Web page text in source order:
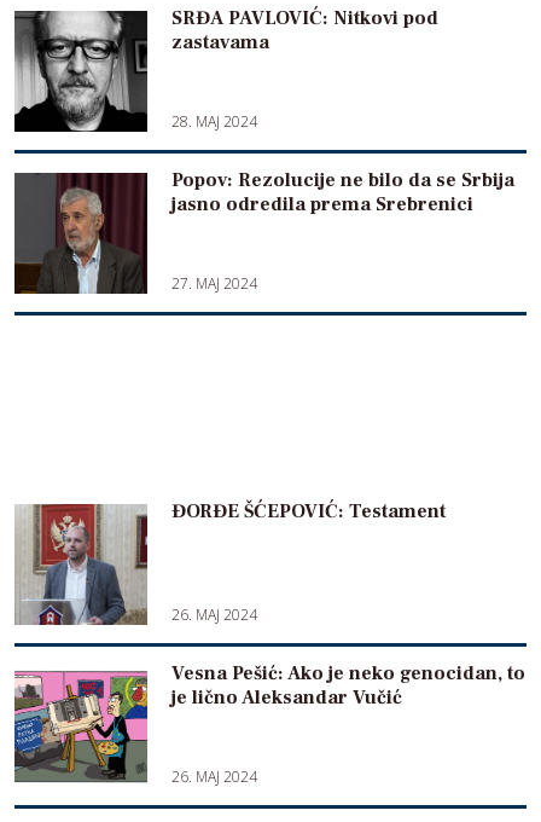
SRĐA PAVLOVIĆ: Nitkovi pod
zastavama
28. MAJ 2024
Popov: Rezolucije ne bilo da se Srbija
jasno odredila prema Srebrenici
27. MAJ 2024
ĐORĐE ŠĆEPOVIĆ: Testament
26. MAJ 2024
Vesna Pešić: Ako je neko genocidan, to
je lično Aleksandar Vučić
26. MAJ 2024